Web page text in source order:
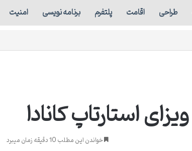
طراحی اقامت پلتفرم برنامه نویسی امنیت
خواندن این مطلب 10 دقیقه زمان میبرد